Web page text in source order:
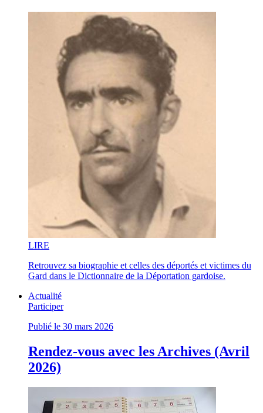
LIRE
Retrouvez sa biographie et celles des déportés et victimes du
Gard dans le Dictionnaire de la Déportation gardoise.
Actualité
Participer
Publié le 30 mars 2026
Rendez-vous avec les Archives (Avril
2026)